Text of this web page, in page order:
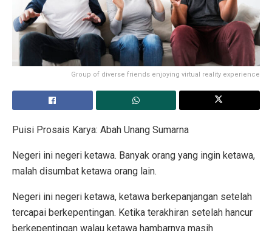
Group of diverse friends enjoying virtual reality experience
Puisi Prosais Karya: Abah Unang Sumarna
Negeri ini negeri ketawa. Banyak orang yang ingin ketawa,
malah disumbat ketawa orang lain.
Negeri ini negeri ketawa, ketawa berkepanjangan setelah
tercapai berkepentingan. Ketika terakhiran setelah hancur
berkepentingan walau ketawa hambarnya masih